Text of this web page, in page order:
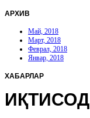
АРХИВ
Май, 2018
Март, 2018
Феврал, 2018
Январ, 2018
ХАБАРЛАР
ИҚТИСОД